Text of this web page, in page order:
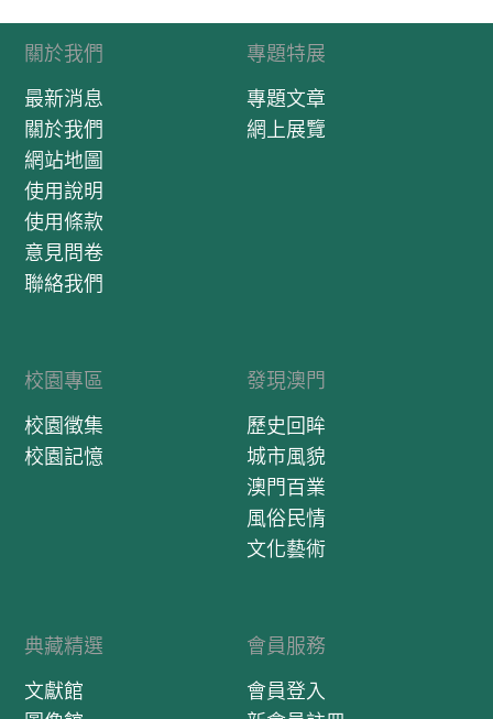
關於我們
最新消息
關於我們
網站地圖
使用說明
使用條款
意見問卷
聯絡我們
專題特展
專題文章
網上展覽
校園專區
校園徵集
校園記憶
發現澳門
歷史回眸
城市風貌
澳門百業
風俗民情
文化藝術
典藏精選
文獻館
會員服務
會員登入